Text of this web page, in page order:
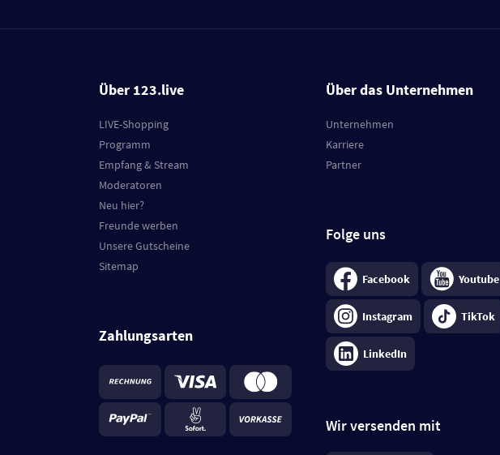
Über 123.live
LIVE-Shopping
Programm
Empfang & Stream
Moderatoren
Neu hier?
Freunde werben
Unsere Gutscheine
Sitemap
Zahlungsarten
Über das Unternehmen
Unternehmen
Karriere
Partner
Folge uns
Facebook Youtube
Instagram TikTok
LinkedIn
Wir versenden mit